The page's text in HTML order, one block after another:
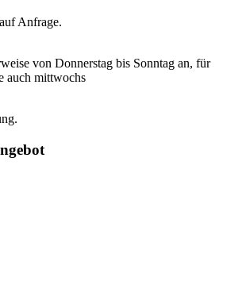
Anfrage.
von Donnerstag bis Sonntag an, für
auch mittwochs